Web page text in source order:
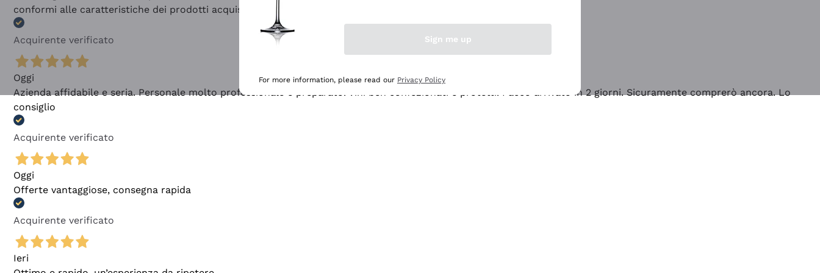
conformi alle caratteristiche dei prodotti acquistati
Acquirente verificato
Oggi
Azienda affidabile e seria. Personale molto professionale e preparato. Vini ben confezionati e protetti. Pacco arrivato in 2 giorni. Sicuramente comprerò ancora. Lo
consiglio
Acquirente verificato
Oggi
Offerte vantaggiose, consegna rapida
Acquirente verificato
Ieri
Sign me up
For more information, please read our Privacy Policy